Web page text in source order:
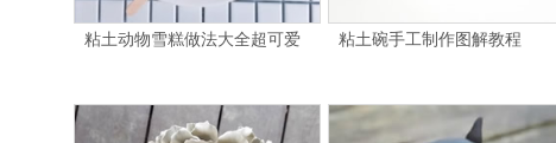
粘土动物雪糕做法大全超可爱 粘土碗手工制作图解教程